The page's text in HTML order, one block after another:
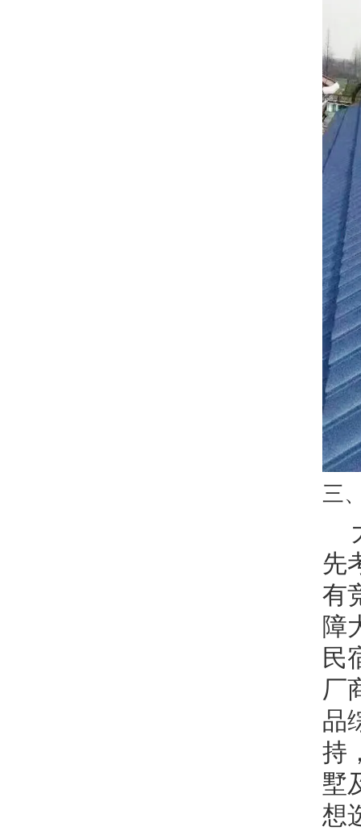
三
先
有
障
民
厂
品
持
墅
想